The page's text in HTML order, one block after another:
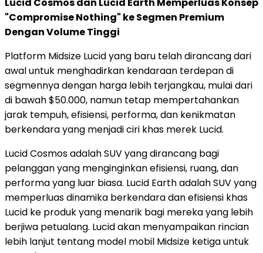
"Compromise Nothing" ke Segmen Premium
Dengan Volume Tinggi
Platform Midsize Lucid yang baru telah dirancang dari
awal untuk menghadirkan kendaraan terdepan di
segmennya dengan harga lebih terjangkau, mulai dari
di bawah $50.000, namun tetap mempertahankan
jarak tempuh, efisiensi, performa, dan kenikmatan
berkendara yang menjadi ciri khas merek Lucid.
Lucid Cosmos adalah SUV yang dirancang bagi
pelanggan yang menginginkan efisiensi, ruang, dan
performa yang luar biasa. Lucid Earth adalah SUV yang
memperluas dinamika berkendara dan efisiensi khas
Lucid ke produk yang menarik bagi mereka yang lebih
berjiwa petualang. Lucid akan menyampaikan rincian
lebih lanjut tentang model mobil Midsize ketiga untuk